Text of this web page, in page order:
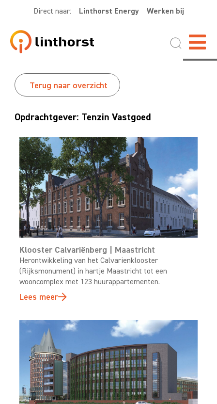
Direct naar: Linthorst Energy Werken bij
Terug naar overzicht
Opdrachtgever: Tenzin Vastgoed
Klooster Calvariënberg | Maastricht
Herontwikkeling van het Calvarienklooster
(Rijksmonument) in hartje Maastricht tot een
wooncomplex met 123 huurappartementen.
Lees meer